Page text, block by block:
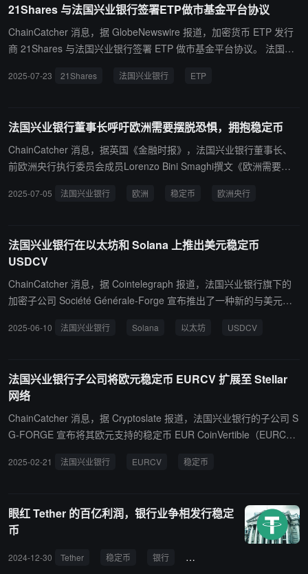
21Shares 与法国兴业银行签署ETP做市基金平台协议
ChainCatcher 消息，据 GlobeNewswire 报道，加密货币 ETP 发行
商 21Shares 与法国兴业银行签署 ETP 做市基金平台协议。 法国兴
1Shares 旗下比特币和以太坊 ETP，包括：ABTC、CBTC、AETH、
2025-07-23 21Shares 法国兴业银行 ETP
法国兴业银行董事长呼吁欧洲需要摆脱恐惧，拥抱稳定币
ChainCatcher 消息，据英国《金融时报》，法国兴业银行董事长、
前欧洲央行执行委员会成员Lorenzo Bini Smaghi撰文《欧洲需要摆
险，当下全球99%稳定币由美国发行且以美元计价，欧元在新兴领域
但文化层面的风险厌恶仍阻碍创新，欧洲银行将稳定币视为威胁且缺
乏投入动力。 作者指出三大认知误区：低估代币化技术战略价值；误
以为能隔绝全球稳定币影响；未意识到消极危及货币主权。文章强
调，欧洲央行有制度优势主导稳定币监管，当前是扭转“过度监管”印
2025-07-05 法国兴业银行 欧洲 稳定币 欧洲央行
法国兴业银行在以太坊和 Solana 上推出美元稳定币
USDCV
ChainCatcher 消息，据 Cointelegraph 报道，法国兴业银行旗下的
加密子公司 Société Générale-Forge 宣布推出了一种新的与美元挂
nVertible（USDCV），将在以太坊（Ethereum）和 Solana 区块链
CoinVertible（EURCV）之后的又一动作，EURCV 当时面向机构客
户发行。
2025-06-10 法国兴业银行 Solana 以太坊 USDCV
法国兴业银行子公司将欧元稳定币 EURCV 扩展至 Stellar
网络
ChainCatcher 消息，据 Cryptoslate 报道，法国兴业银行的子公司 S
G-FORGE 宣布将其欧元支持的稳定币 EUR CoinVertible（EURC
盟 MiCA 法案的稳定币之一。此次扩展是该行在区块链领域的最新布
2025-02-21 法国兴业银行 EURCV 稳定币
眼红 Tether 的百亿利润，银行业争相发行稳定
币
2024-12-30 Tether 稳定币 银行 Revolut